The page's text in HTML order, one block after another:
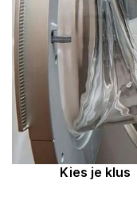
Help
Over MrFix
Log in als vakman
Kies je klus